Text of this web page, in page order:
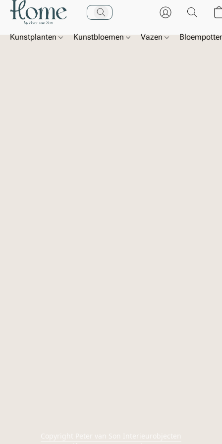
Kunstplanten Kunstbloemen Vazen
Copyright Peter van Son Interieurobjecten